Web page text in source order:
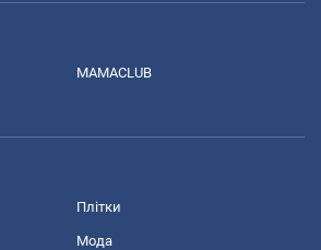
MAMACLUB
Плітки
Мода